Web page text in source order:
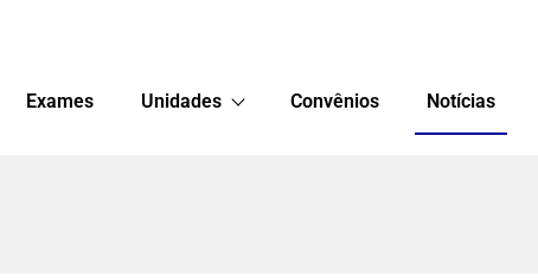
Exames Unidades Convênios Notícias